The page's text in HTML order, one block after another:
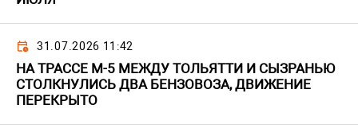
31.07.2026 11:42
НА ТРАССЕ М-5 МЕЖДУ ТОЛЬЯТТИ И СЫЗРАНЬЮ
СТОЛКНУЛИСЬ ДВА БЕНЗОВОЗА, ДВИЖЕНИЕ
ПЕРЕКРЫТО